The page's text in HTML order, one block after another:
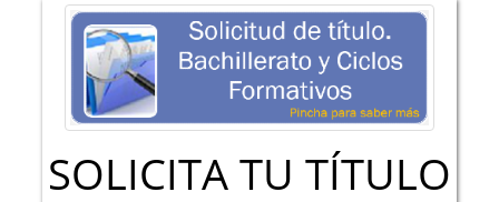
SOLICITA TU TÍTULO